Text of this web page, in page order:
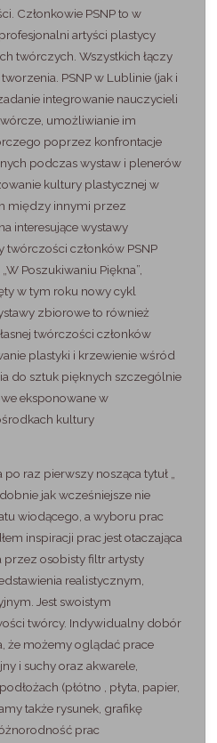
Członkowie PSNP to w
artyści plastycy
twórczych. Wszystkich łączy
PSNP w Lublinie (jak i
integrowanie nauczycieli
umożliwianie im
poprzez konfrontacje
podczas wystaw i plenerów
kultury plastycznej w
między innymi przez
interesujące wystawy
twórczości członków PSNP
Poszukiwaniu Piękna”,
w tym roku nowy cykl
zbiorowe to również
twórczości członków
plastyki i krzewienie wśród
do sztuk pięknych szczególnie
eksponowane w
kultury
raz pierwszy nosząca tytuł „
jak wcześniejsze nie
wiodącego, a wyboru prac
inspiracji prac jest otaczająca
przez osobisty filtr artysty
realistycznym,
Jest swoistym
twórcy. Indywidualny dobór
że możemy oglądać prace
i suchy oraz akwarele,
(płótno , płyta, papier,
także rysunek, grafikę
prac